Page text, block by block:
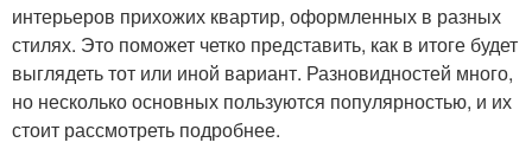
интерьеров прихожих квартир, оформленных в разных
стилях. Это поможет четко представить, как в итоге будет
выглядеть тот или иной вариант. Разновидностей много,
но несколько основных пользуются популярностью, и их
стоит рассмотреть подробнее.